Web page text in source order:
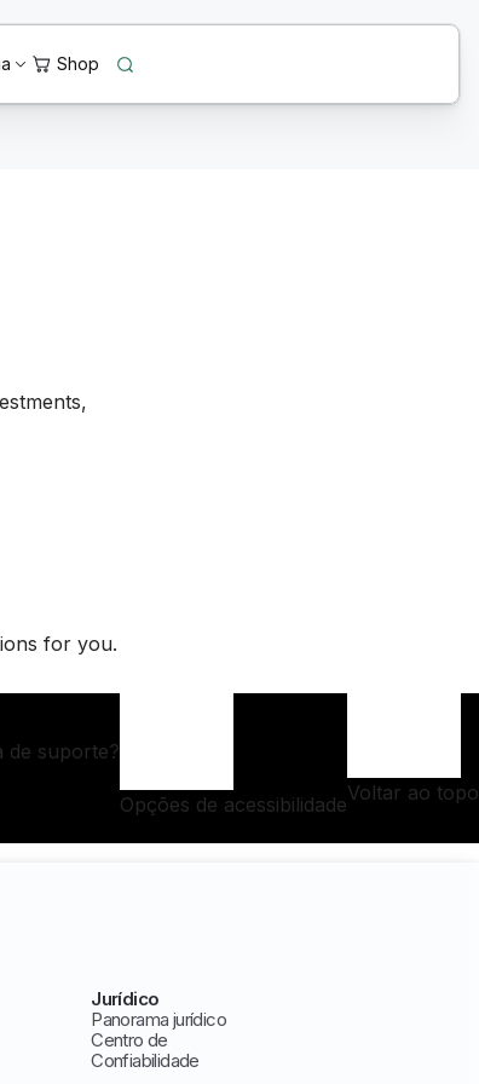
for you.
de suporte?
Opções de acessibilidadeVoltar ao topo
Jurídico
Panorama jurídico
Centro de
Confiabilidade